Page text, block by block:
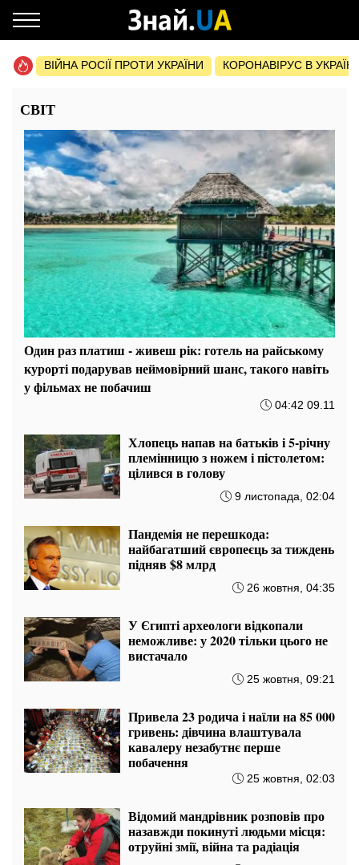
ВІЙНА РОСІЇ ПРОТИ УКРАЇНИ КОРОНАВІРУС В УКРАЇНІ
СВІТ
Один раз платиш - живеш рік: готель на райському
курорті подарував неймовірний шанс, такого навіть
у фільмах не побачиш
04:42 09.11
Хлопець напав на батьків і 5-річну
племінницю з ножем і пістолетом:
цілився в голову
9 листопада, 02:04
Пандемія не перешкода:
найбагатший європеєць за тиждень
підняв $8 млрд
26 жовтня, 04:35
У Єгипті археологи відкопали
неможливе: у 2020 тільки цього не
вистачало
25 жовтня, 09:21
Привела 23 родича і наїли на 85 000
гривень: дівчина влаштувала
кавалеру незабутнє перше
побачення
25 жовтня, 02:03
Відомий мандрівник розповів про
назавжди покинуті людьми місця:
отруйні змії, війна та радіація